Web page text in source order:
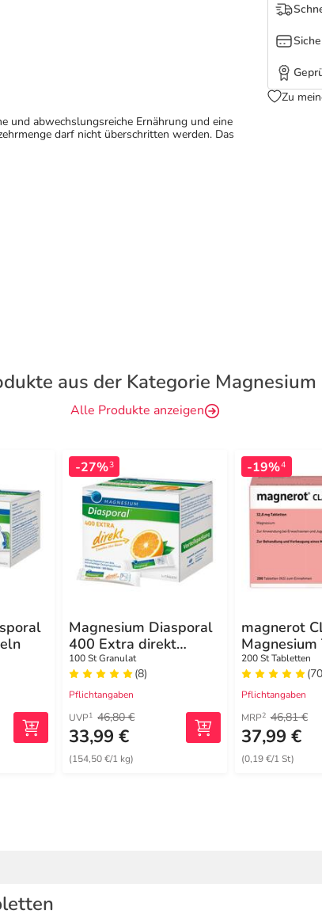
Zu
und abwechslungsreiche Ernährung und eine
darf nicht überschritten werden. Das
aus der Kategorie Magnesium
Alle Produkte anzeigen
-27%3
Magnesium Diasporal
400 Extra direkt
Granulat
100 St Granulat
(8)
Pflichtangaben
UVP1 46,80 €
33,99 €
(154,50 €/1 kg)
-19%4
magnerot
200 St Tabletten
Pflichtangaben
MRP2 46,81 €
37,99 €
(0,19 €/1 St)